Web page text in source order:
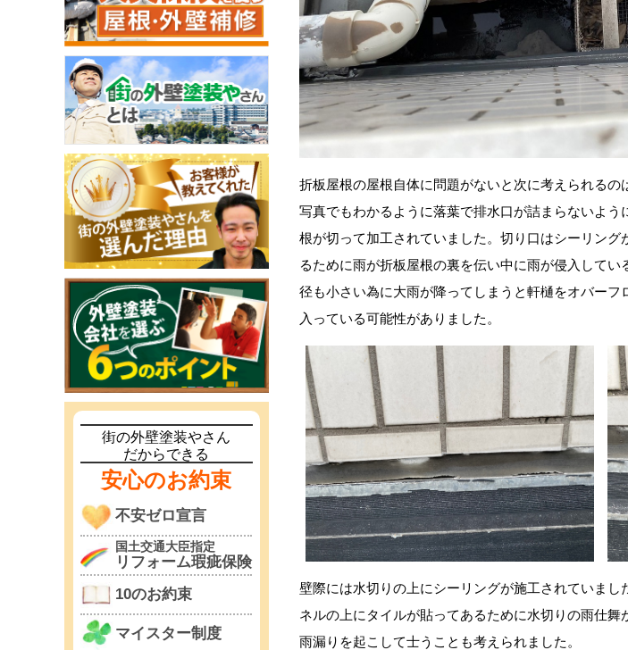
折板屋根の屋根自体に問題がないと次に考えられるの
写真でもわかるように落葉で排水口が詰まらないよ
根が切って加工されていました。切り口はシーリン
るために雨が折板屋根の裏を伝い中に雨が侵入して
径も小さい為に大雨が降ってしまうと軒樋をオバー
入っている可能性がありました。
壁際には水切りの上にシーリングが施工されていま
ネルの上にタイルが貼ってあるために水切りの雨仕
雨漏りを起こして士うことも考えられました。
街の外壁塗装やさん
だからできる
安心のお約束
不安ゼロ宣言
国土交通大臣指定
リフォーム瑕疵保険
10のお約束
マイスター制度